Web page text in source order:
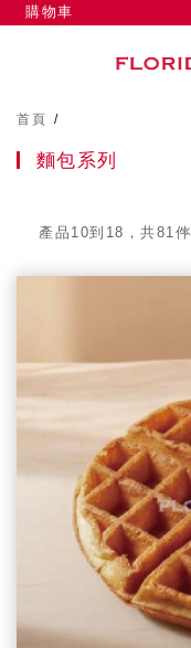
購物車
首頁 /
麵包系列
產品10到18，共81件